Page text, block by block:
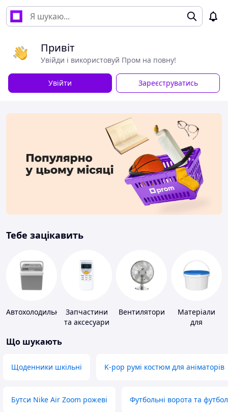
Привіт
Увійди і використовуй Пром на повну!
Увійти Зареєструватись
Тебе зацікавить
АвтохолодильникиЗапчастини
та аксесуари
кондиціонерів
Вентилятори
Матеріали
для
Що шукають
Щоденники шкільні K-pop румі костюм для аніматорів
Бутси Nike Air Zoom рожеві Футбольні ворота та